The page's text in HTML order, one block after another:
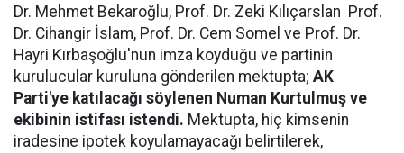
Dr. Mehmet Bekaroğlu, Prof. Dr. Zeki Kılıçarslan Prof.
Dr. Cihangir İslam, Prof. Dr. Cem Somel ve Prof. Dr.
Hayri Kırbaşoğlu'nun imza koyduğu ve partinin
kurulucular kuruluna gönderilen mektupta; AK
Parti'ye katılacağı söylenen Numan Kurtulmuş ve
ekibinin istifası istendi. Mektupta, hiç kimsenin
iradesine ipotek koyulamayacağı belirtilerek,